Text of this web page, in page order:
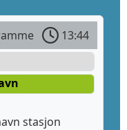
13:44
stasjon